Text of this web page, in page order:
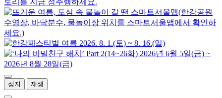
정지 재생